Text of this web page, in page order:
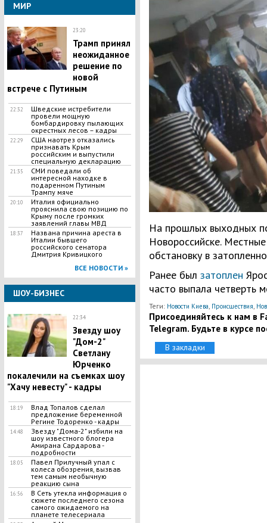
МИР
23:20
Трамп принял
неожиданное
решение по
новой
встрече с Путиным
22:32
Шведские истребители
провели мощную
бомбардировку пылающих
окрестных лесов – кадры
22:29
США наотрез отказались
признавать Крым
российским и выпустили
специальную декларацию
21:35
СМИ поведали об
интересной находке в
подаренном Путиным
Трампу мяче
20:10
Италия официально
прояснила свою позицию по
Крыму после громких
заявлений главы МВД
18:37
Названа причина ареста в
Италии бывшего
российского сенатора
Дмитрия Кривицкого
ВСЕ НОВОСТИ »
ШОУ-БИЗНЕС
22:34
​Звезду шоу
"Дом-2"
Светлану
Юрченко
покалечили на съемках шоу
"Хачу невесту" - кадры
18:19
​Влад Топалов сделал
предложение беременной
Регине Тодоренко - кадры
14:48
Звезду "Дома-2" избили на
шоу известного блогера
Амирана Сардарова -
подробности
18:05
​Павел Прилучный упал с
колеса обозрения, вызвав
тем самым необычную
реакцию сына
16:56
В Сеть утекла информация о
сюжете последнего сезона
самого ожидаемого на
планете телесериала
На прошлых выходных
Новороссийске.
обстановку в
Ранее был затоплен
часто выпала четверть
Теги: Новости Киева Происшествия
Присоединяйтесь к нам в
Telegram. Будьте в курсе
В закладки